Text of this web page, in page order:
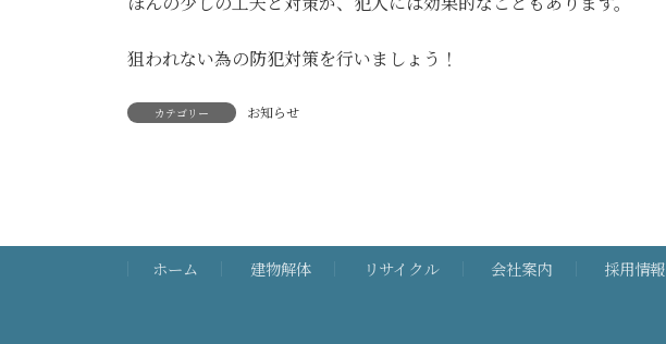
狙われない為の防犯対策を行いましょう！
カテゴリー お知らせ
ホーム 建物解体 リサイクル 会社案内 採用情報